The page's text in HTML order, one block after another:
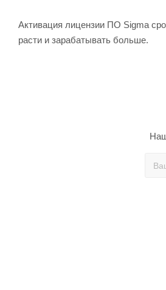
Активация лицензии ПО Sigma
расти и зарабатывать больше.